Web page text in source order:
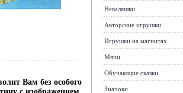
Вам без особого
Неваляшки
Авторские игрушки
Игрушки на магнитах
Мячи
Обучающие сказки
Значоки